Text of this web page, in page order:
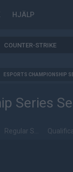
HJÄLP
COUNTER-STRIKE
ESPORTS CHAMPIONSHIP
Series